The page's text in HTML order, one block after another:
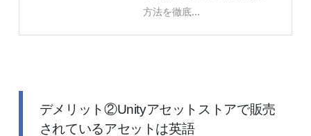
方法を徹底...
デメリット②Unityアセットストアで販売
されているアセットは英語